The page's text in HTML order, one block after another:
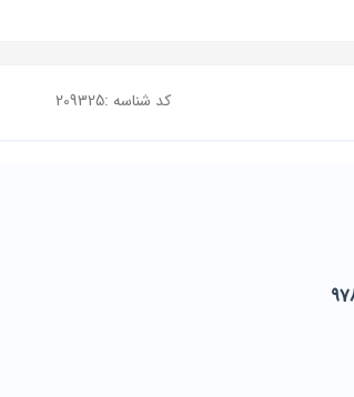
کد شناسه :209325